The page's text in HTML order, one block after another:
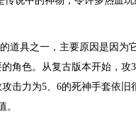
道具之一，主要原因是因为
角色。从复古版本开始，攻
击力为5、6的死神手套依
。